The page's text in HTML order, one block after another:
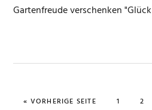
Gartenfreude verschenken
« VORHERIGE SEITEAUFRUFEN
SEITE
1 2